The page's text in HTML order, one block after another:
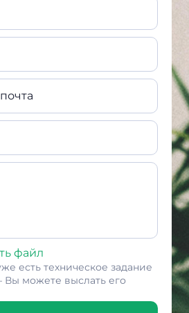
файл
есть техническое задание
можете выслать его